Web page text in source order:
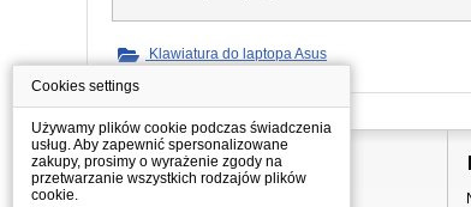
Klawiatura do laptopa Asus
Informacje
Cookies settings
Używamy plików cookie podczas świadczenia
usług. Aby zapewnić spersonalizowane
zakupy, prosimy o wyrażenie zgody na
przetwarzanie wszystkich rodzajów plików
cookie.